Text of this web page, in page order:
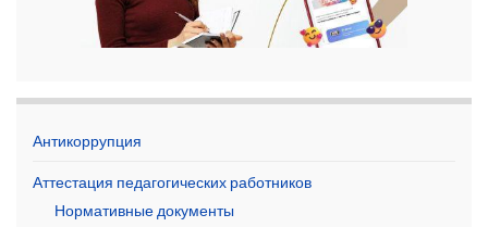
Антикоррупция
Аттестация педагогических работников
Нормативные документы